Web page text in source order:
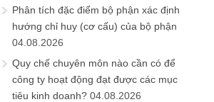
Phân tích đặc điểm bộ phận xác định
hướng chỉ huy (cơ cấu) của bộ phận
04.08.2026
Quy chế chuyên môn nào cần có để
công ty hoạt động đạt được các mục
tiêu kinh doanh? 04.08.2026